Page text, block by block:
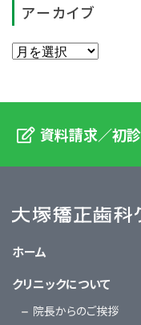
アーカイブ
資料請求／初
ホーム
クリニックについて
院長からのご挨拶